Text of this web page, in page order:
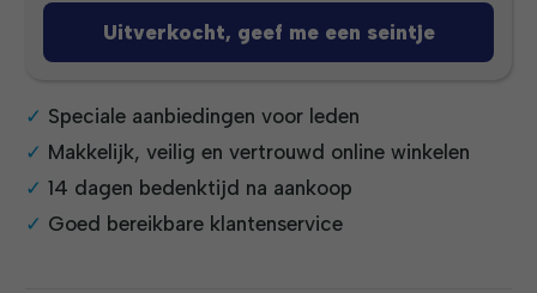
Uitverkocht, geef me een seintje
Speciale aanbiedingen voor leden
Makkelijk, veilig en vertrouwd online winkelen
14 dagen bedenktijd na aankoop
Goed bereikbare klantenservice